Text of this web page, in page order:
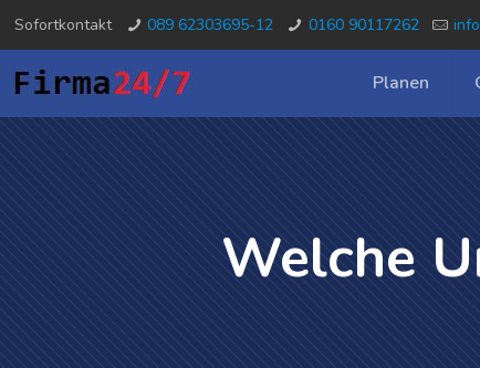
Sofortkontakt 089 62303695-12 0160 90117262
Planen
Welche